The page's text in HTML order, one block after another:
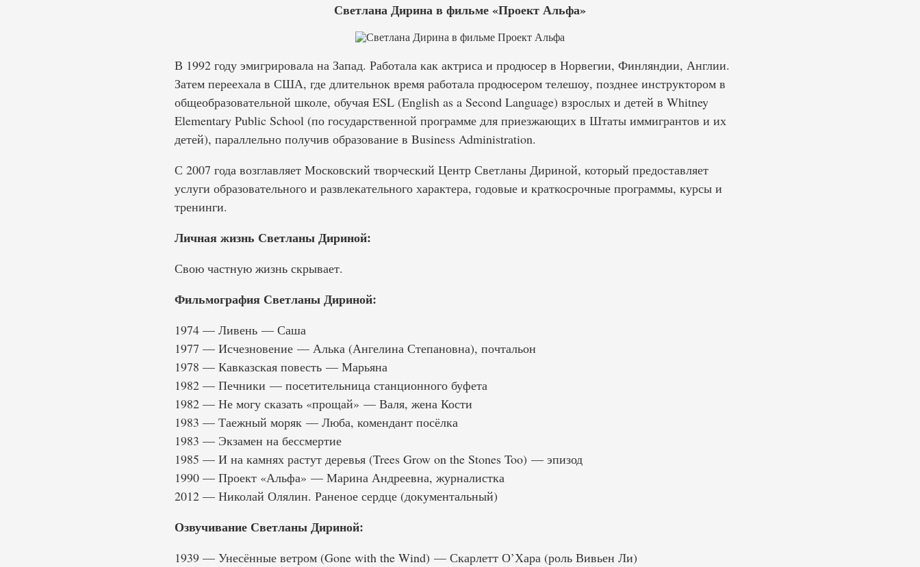
Светлана Дирина в фильме «Проект Альфа»
В 1992 году эмигрировала на Запад. Работала как актриса и продюсер в Норвегии, Финляндии, Англии.
Затем переехала в США, где длительнок время работала продюсером телешоу, позднее инструктором в
общеобразовательной школе, обучая ESL (English as a Second Language) взрослых и детей в Whitney
Elementary Public School (по государственной программе для приезжающих в Штаты иммигрантов и их
детей), параллельно получив образование в Business Administration.
С 2007 года возглавляет Московский творческий Центр Светланы Дириной, который предоставляет
услуги образовательного и развлекательного характера, годовые и краткосрочные программы, курсы и
тренинги.
Личная жизнь Светланы Дириной:
Свою частную жизнь скрывает.
Фильмография Светланы Дириной:
1974 — Ливень — Саша
1977 — Исчезновение — Алька (Ангелина Степановна), почтальон
1978 — Кавказская повесть — Марьяна
1982 — Печники — посетительница станционного буфета
1982 — Не могу сказать «прощай» — Валя, жена Кости
1983 — Таежный моряк — Люба, комендант посёлка
1983 — Экзамен на бессмертие
1985 — И на камнях растут деревья (Trees Grow on the Stones Too) — эпизод
1990 — Проект «Альфа» — Марина Андреевна, журналистка
2012 — Николай Олялин. Раненое сердце (документальный)
Озвучивание Светланы Дириной:
1939 — Унесённые ветром (Gone with the Wind) — Скарлетт О’Хара (роль Вивьен Ли)